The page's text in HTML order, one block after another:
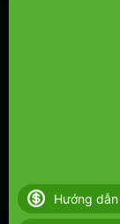
Hướng